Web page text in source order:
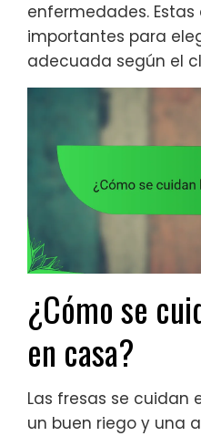
enfermedades.
importantes para
adecuada según el
¿Cómo se
en casa?
Las fresas se cuidan
un buen riego y una